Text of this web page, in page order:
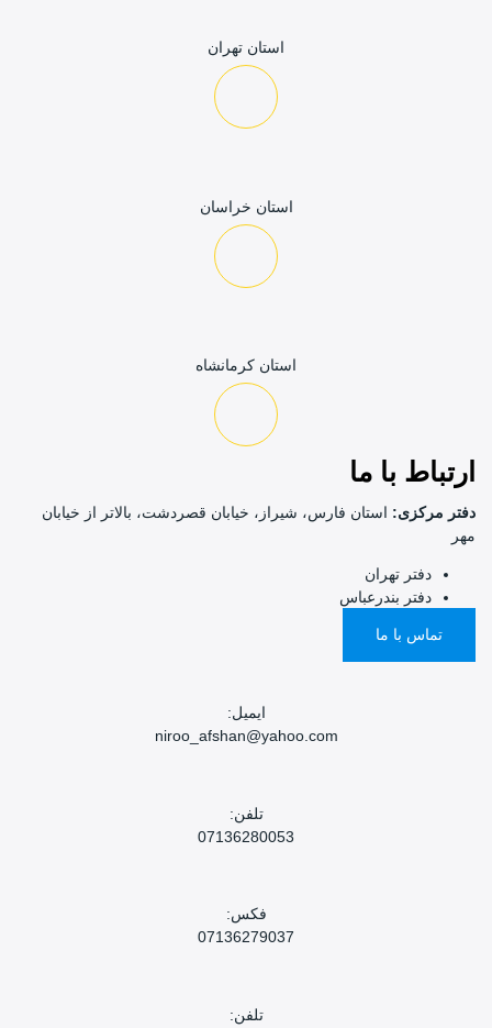
استان تهران
استان خراسان
استان کرمانشاه
با ما
مرکزی:استان فارس، شیراز، خیابان قصردشت، بالاتر از خیابان
دفتر تهران
دفتر بندرعباس
تماس با ما
niroo_afshan@yahoo.com
07136280053
07136279037